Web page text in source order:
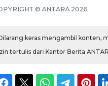
© ANTARA 2026
keras mengambil konten,
tertulis dari Kantor Berita